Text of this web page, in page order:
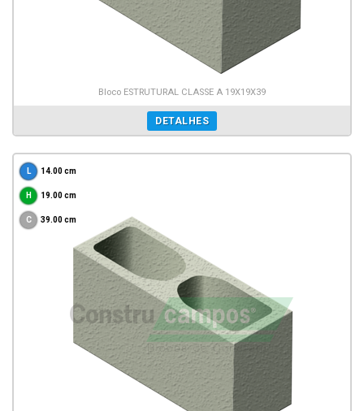
Bloco ESTRUTURAL CLASSE A 19X19X39
DETALHES
14.00 cm
19.00 cm
39.00 cm